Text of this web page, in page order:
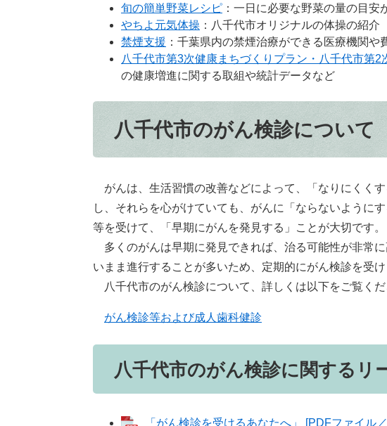
旬の簡単野菜レシピ ：一日に必要な野菜の量の目安
やちよ元気体操 ：八千代市オリジナルの体操の紹介
禁煙支援 ：千葉県内の禁煙治療ができる医療機関や
八千代市第3次健康まちづくりプラン・八千代市第
の健康増進に関する取組や統計データなど
八千代市のがん検診について
がんは、生活習慣の改善などによって、「なりにくく
し、それらを心がけていても、がんに「ならないように
等を受けて、「早期にがんを発見する」ことが大切です。
多くのがんは早期に発見できれば、治る可能性が非常
いまま進行することが多いため、定期的にがん検診を受け
八千代市のがん検診について、詳しくは以下をご覧くだ
がん検診等および成人歯科健診
八千代市のがん検診に関するリ
「がん検診を受けるあなたへ」 [PDFファイル